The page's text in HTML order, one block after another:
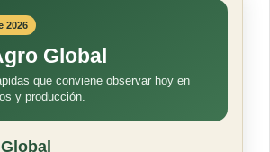
2026
Global
que conviene observar hoy en
y producción.